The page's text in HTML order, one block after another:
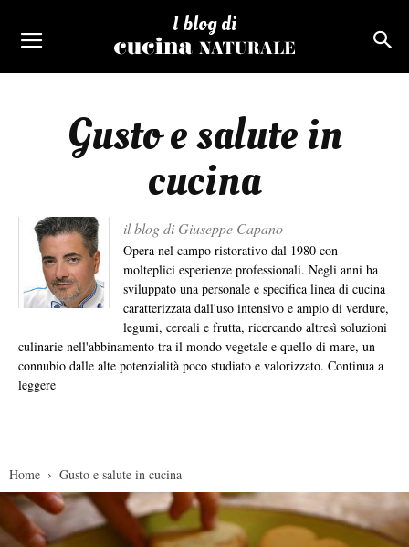
I blog di
Gusto e salute in
cucina
il blog di Giuseppe Capano
Opera nel campo ristorativo dal 1980 con
molteplici esperienze professionali. Negli anni ha
sviluppato una personale e specifica linea di cucina
caratterizzata dall'uso intensivo e ampio di verdure,
legumi, cereali e frutta, ricercando altresì soluzioni
culinarie nell'abbinamento tra il mondo vegetale e quello di mare, un
connubio dalle alte potenzialità poco studiato e valorizzato. Continua a
leggere
Home Gusto e salute in cucina